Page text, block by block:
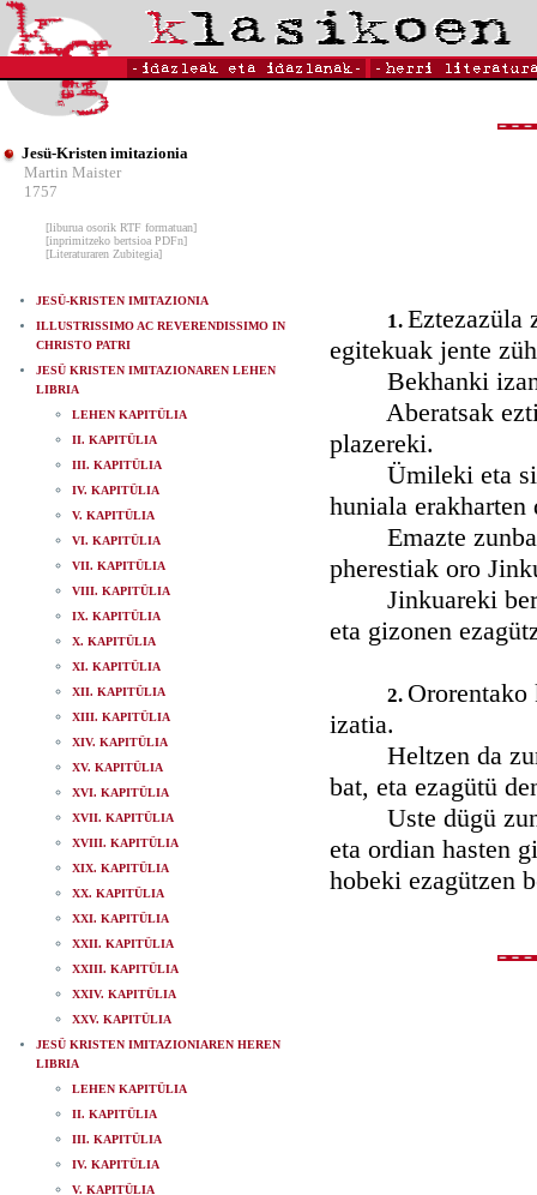
Jesü-Kristen imitazionia
Martin Maister
1757
[liburua osorik RTF formatuan]
[inprimitzeko bertsioa PDFn]
[Literaturaren Zubitegia]
JESÜ-KRISTEN IMITAZIONIA
ILLUSTRISSIMO AC REVERENDISSIMO IN
CHRISTO PATRI
JESÜ KRISTEN IMITAZIONAREN LEHEN
LIBRIA
LEHEN KAPITÜLIA
II. KAPITÜLIA
III. KAPITÜLIA
IV. KAPITÜLIA
V. KAPITÜLIA
VI. KAPITÜLIA
VII. KAPITÜLIA
VIII. KAPITÜLIA
IX. KAPITÜLIA
X. KAPITÜLIA
XI. KAPITÜLIA
XII. KAPITÜLIA
XIII. KAPITÜLIA
XIV. KAPITÜLIA
XV. KAPITÜLIA
XVI. KAPITÜLIA
XVII. KAPITÜLIA
XVIII. KAPITÜLIA
XIX. KAPITÜLIA
XX. KAPITÜLIA
XXI. KAPITÜLIA
XXII. KAPITÜLIA
XXIII. KAPITÜLIA
XXIV. KAPITÜLIA
XXV. KAPITÜLIA
JESÜ KRISTEN IMITAZIONIAREN HEREN
LIBRIA
LEHEN KAPITÜLIA
II. KAPITÜLIA
III. KAPITÜLIA
IV. KAPITÜLIA
V. KAPITÜLIA
1. Eztezazüla
egitekuak jente
Bekhanki izan
Aberatsak
plazereki.
Ümileki eta
huniala
Emazte
pherestiak oro
Jinkuareki
eta gizonen
2. Ororentako
izatia.
Heltzen da
bat, eta ezagütü
Uste dügü
eta ordian hasten
hobeki ezagützen